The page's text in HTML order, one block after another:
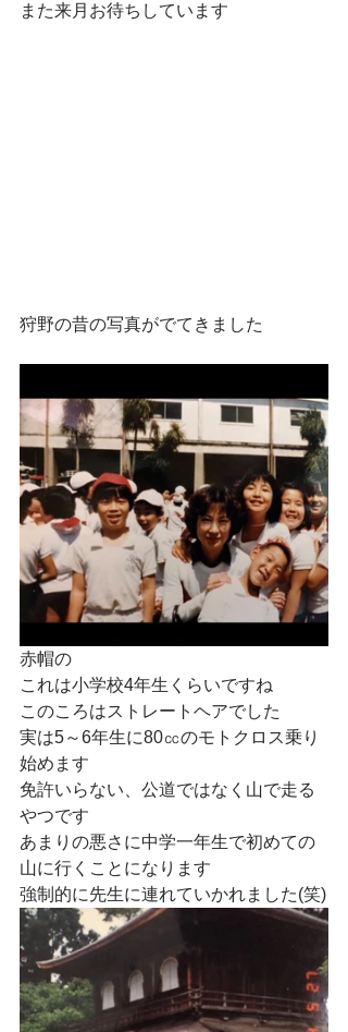
また来月お待ちしています
狩野の昔の写真がでてきました
赤帽の
これは小学校4年生くらいですね
このころはストレートヘアでした
実は5～6年生に80㏄のモトクロス乗り
始めます
免許いらない、公道ではなく山で走る
やつです
あまりの悪さに中学一年生で初めての
山に行くことになります
強制的に先生に連れていかれました(笑)